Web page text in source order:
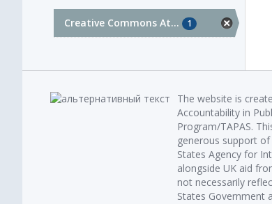
Creative Commons At... 1
The website is
Accountability in
Program/TAPAS.
generous support
States Agency for
alongside UK aid
not necessarily
States Government